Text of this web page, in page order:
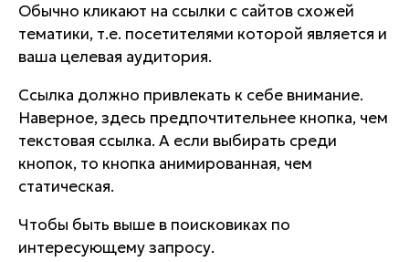
Обычно кликают на ссылки с сайтов схожей
тематики, т.е. посетителями которой является и
ваша целевая аудитория.
Ссылка должно привлекать к себе внимание.
Наверное, здесь предпочтительнее кнопка, чем
текстовая ссылка. А если выбирать среди
кнопок, то кнопка анимированная, чем
статическая.
Чтобы быть выше в поисковиках по
интересующему запросу.